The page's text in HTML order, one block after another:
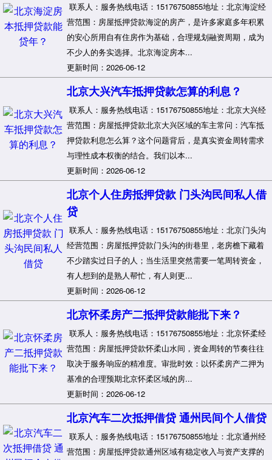
联系人：服务热线电话：15176750855地址：北京海淀经
营范围：房屋抵押贷款海淀的房产，是许多家庭多年积累
的安心所用自有住房作为基础，合理规划融资周期，成为
不少人的务实选择。北京海淀房本...
更新时间：2026-06-12
北京大兴汽车抵押贷款怎算的利息？
联系人：服务热线电话：15176750855地址：北京大兴经
营范围：房屋抵押贷款北京大兴区域的车主常问：汽车抵
押贷款利息怎么算？这个问题背后，是真实资金周转需求
与理性成本权衡的结合。我们以本...
更新时间：2026-06-12
北京个人住房抵押贷款 门头沟民间私人借
贷
联系人：服务热线电话：15176750855地址：北京门头沟
经营范围：房屋抵押贷款门头沟的街巷里，老房檐下藏着
不少踏实过日子的人；当生活里突然需要一笔周转资金，
有人想到的是熟人帮忙，有人则更...
更新时间：2026-06-12
北京怀柔房产二抵押贷款能批下来？
联系人：服务热线电话：15176750855地址：北京怀柔经
营范围：房屋抵押贷款怀柔山水间，资金周转的节奏往往
取决于服务响应的精准度。审批时效：以怀柔房产二押为
基准的合理预期北京怀柔区域的房...
更新时间：2026-06-12
北京汽车二次抵押借贷 通州民间个人借贷
联系人：服务热线电话：15176750855地址：北京通州经
营范围：房屋抵押贷款通州区域有稳定收入与资产支撑的